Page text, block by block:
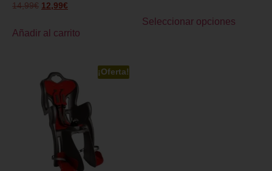
14,99€ 12,99€
Añadir al carrito
Seleccionar opciones
¡Oferta!